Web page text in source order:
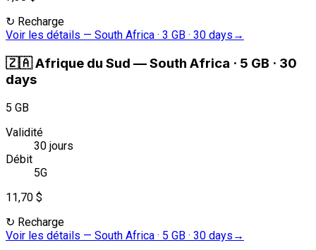
↻ Recharge
Voir les détails — South Africa · 3 GB · 30 days →
🇿🇦Afrique du Sud —South Africa · 5 GB · 30
days
5 GB
Validité
30 jours
Débit
5G
11,70 $
↻ Recharge
Voir les détails — South Africa · 5 GB · 30 days →